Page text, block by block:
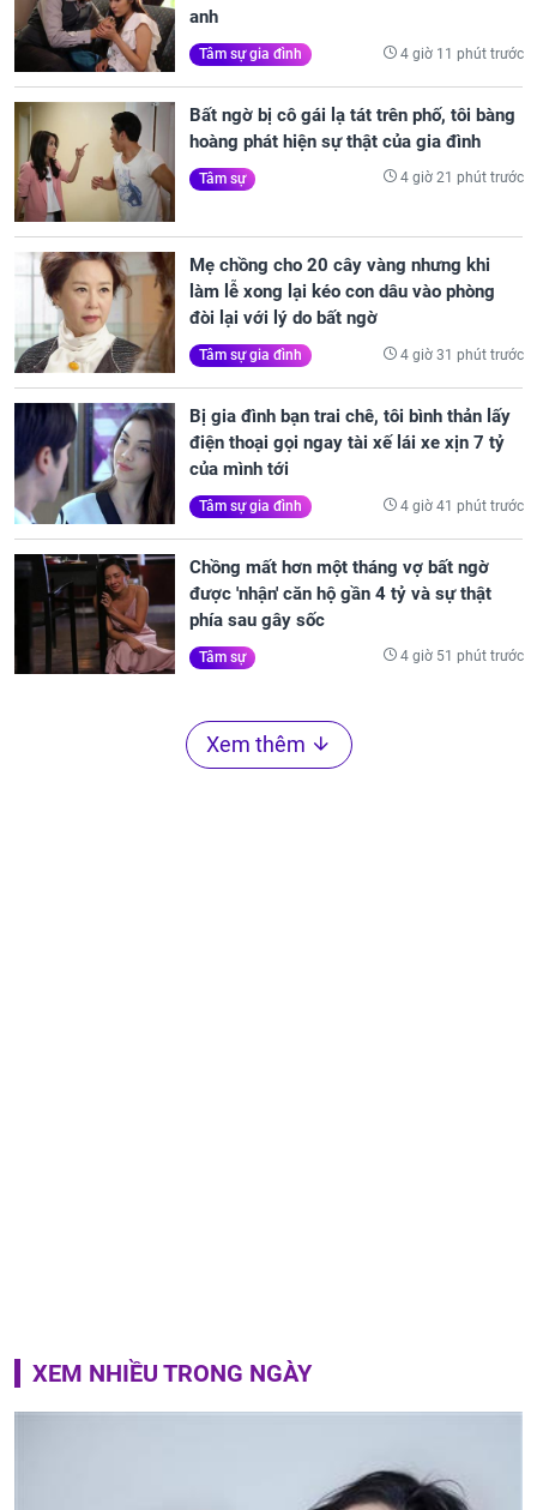
anh
Tâm sự gia đình 4 giờ 11 phút trước
Bất ngờ bị cô gái lạ tát trên phố, tôi bàng
hoàng phát hiện sự thật của gia đình
Tâm sự 4 giờ 21 phút trước
Mẹ chồng cho 20 cây vàng nhưng khi
làm lễ xong lại kéo con dâu vào phòng
đòi lại với lý do bất ngờ
Tâm sự gia đình 4 giờ 31 phút trước
Bị gia đình bạn trai chê, tôi bình thản lấy
điện thoại gọi ngay tài xế lái xe xịn 7 tỷ
của mình tới
Tâm sự gia đình 4 giờ 41 phút trước
Chồng mất hơn một tháng vợ bất ngờ
được 'nhận' căn hộ gần 4 tỷ và sự thật
phía sau gây sốc
Tâm sự 4 giờ 51 phút trước
Xem thêm
XEM NHIỀU TRONG NGÀY